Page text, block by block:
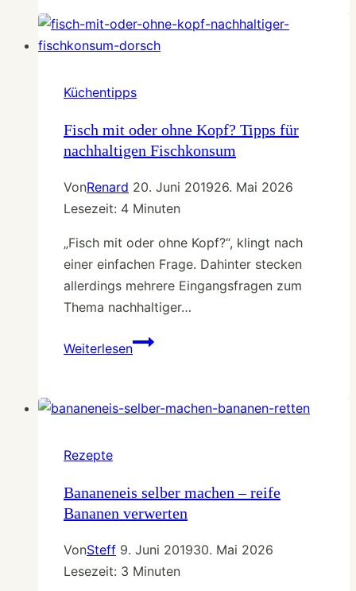
Erdbeerzeit
&
Küchentipps
Fisch mit oder ohne Kopf? Tipps für
nachhaltigen Fischkonsum
VonRenard 20. Juni 201926. Mai 2026
Lesezeit: 4 Minuten
„Fisch mit oder ohne Kopf?“, klingt nach
einer einfachen Frage. Dahinter stecken
allerdings mehrere Eingangsfragen zum
Thema nachhaltiger…
WeiterlesenFisch
ohne
nachhaltigen
Fischkonsum
Rezepte
Bananeneis selber machen – reife
Bananen verwerten
VonSteff 9. Juni 201930. Mai 2026
Lesezeit: 3 Minuten